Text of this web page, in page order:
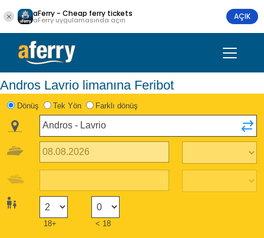
aFerry - Cheap ferry tickets
aFerry uygulamasında açın AÇIK
Andros Lavrio limanına Feribot
Dönüş Tek Yön Farklı dönüş
18+ < 18